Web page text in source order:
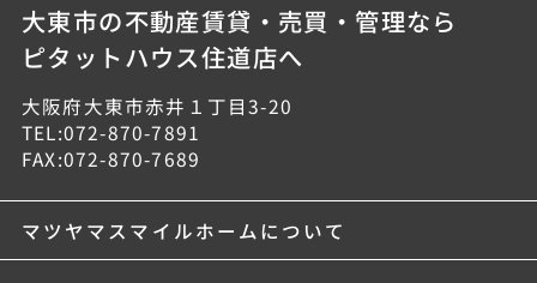
大東市の不動産賃貸・売買・管理なら
ピタットハウス住道店へ
大阪府大東市赤井１丁目3-20
TEL:072-870-7891
FAX:072-870-7689
マツヤマスマイルホームについて